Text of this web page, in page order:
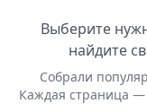
Выберите
найдите
Собрали
Каждая страница —